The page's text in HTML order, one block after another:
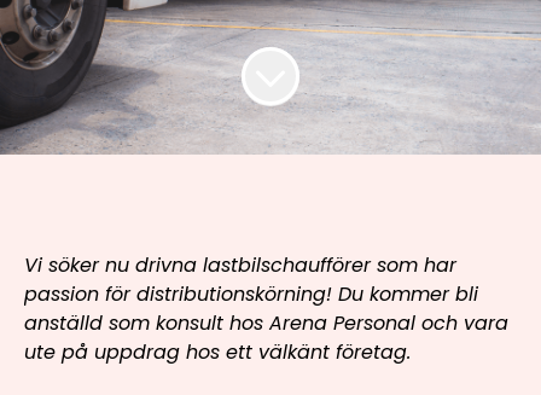
Vi söker nu drivna lastbilschaufförer som har
passion för distributionskörning! Du kommer bli
anställd som konsult hos Arena Personal och vara
ute på uppdrag hos ett välkänt företag.